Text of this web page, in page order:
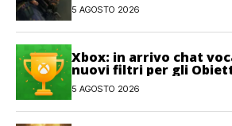
5 AGOSTO 2026
Xbox: in arrivo chat
nuovi filtri per gli
cloud recuperabili
5 AGOSTO 2026